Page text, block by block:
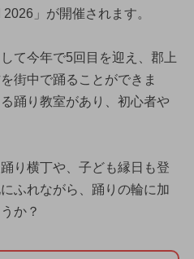
」が開催されます。
て今年で5回目を迎え、郡上
街中で踊ることができま
踊り教室があり、初心者や
り横丁や、子ども縁日も登
ふれながら、踊りの輪に加
か？